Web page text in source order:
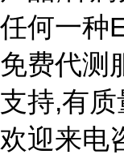
任何一种
免费代测
支持,有
欢迎来电